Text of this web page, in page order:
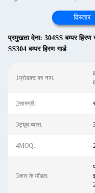
विस्तार
प्रमुखता देना: 304SS बम्पर हिरण
SS304 बम्पर हिरण गार्ड
1प्रोडक्ट का नाम:
2सामग्री:
3ट्यूब व्यास:
4MOQ:
5कार के मॉडल: